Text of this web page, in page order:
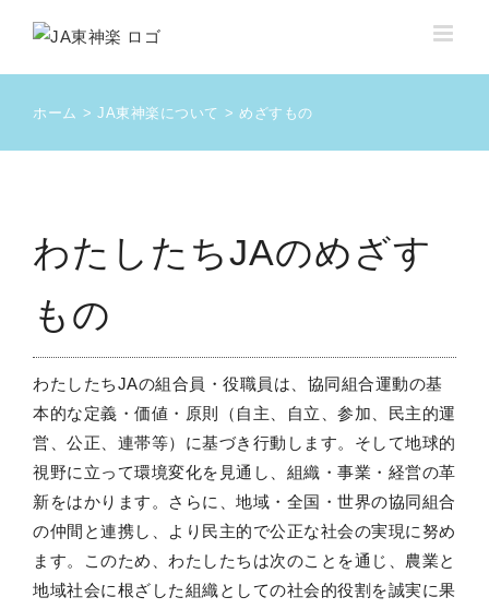
content
ホーム JA東神楽について めざすもの
わたしたちJAのめざす
もの
わたしたちJAの組合員・役職員は、協同組合運動の基
本的な定義・価値・原則（自主、自立、参加、民主的運
営、公正、連帯等）に基づき行動します。そして地球的
視野に立って環境変化を見通し、組織・事業・経営の革
新をはかります。さらに、地域・全国・世界の協同組合
の仲間と連携し、より民主的で公正な社会の実現に努め
ます。このため、わたしたちは次のことを通じ、農業と
地域社会に根ざした組織としての社会的役割を誠実に果